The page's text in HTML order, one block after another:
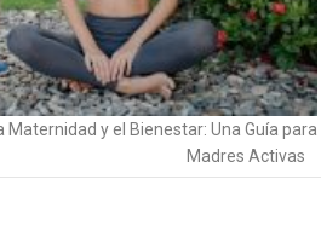
Maternidad y el Bienestar: Una Guía para
Madres Activas